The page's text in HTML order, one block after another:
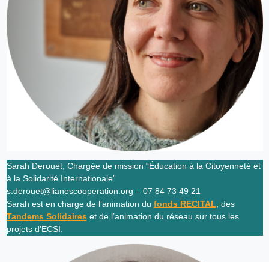
Sarah Derouet, Chargée de mission “Éducation à la Citoyenneté et
à la Solidarité Internationale”
s.derouet@lianescooperation.org – 07 84 73 49 21
Sarah est en charge de l’animation du fonds RECITAL , des
Tandems Solidaireset de l’animation du réseau sur tous les
projets d’ECSI.